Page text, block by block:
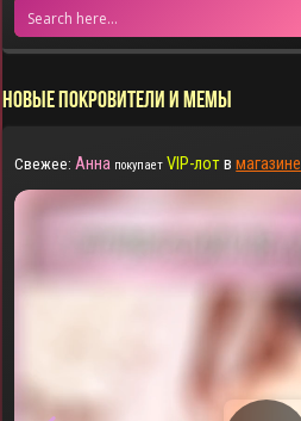
НОВЫЕ ПОКРОВИТЕЛИ И МЕМЫ
Свежее: Анна покупает VIP-лотвмагазине